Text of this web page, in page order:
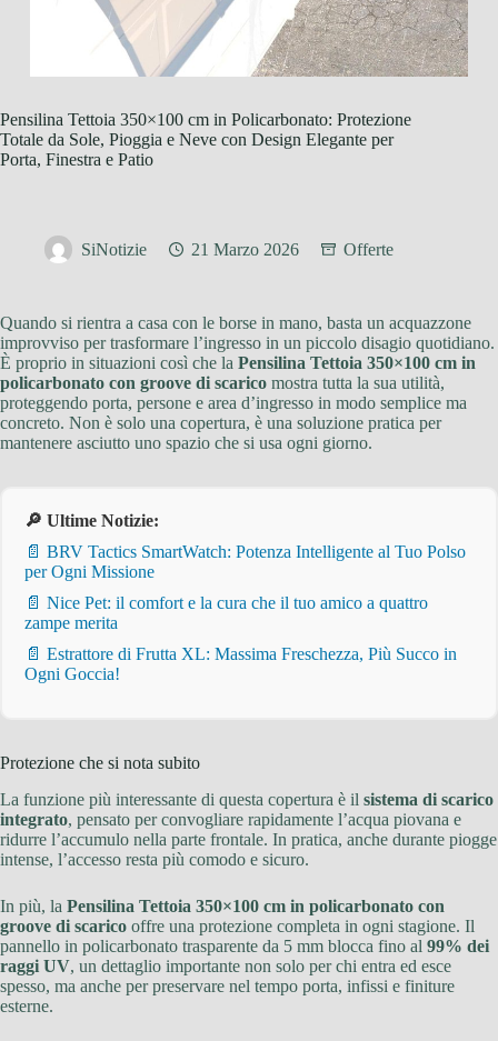
Pensilina Tettoia 350×100 cm in Policarbonato: Protezione
Totale da Sole, Pioggia e Neve con Design Elegante per
Porta, Finestra e Patio
SiNotizie 21 Marzo 2026 Offerte
Quando si rientra a casa con le borse in mano, basta un acquazzone
improvviso per trasformare l’ingresso in un piccolo disagio quotidiano.
È proprio in situazioni così che la Pensilina Tettoia 350×100 cm in
policarbonato con groove di scarico mostra tutta la sua utilità,
proteggendo porta, persone e area d’ingresso in modo semplice ma
concreto. Non è solo una copertura, è una soluzione pratica per
mantenere asciutto uno spazio che si usa ogni giorno.
🔎 Ultime Notizie:
📄 BRV Tactics SmartWatch: Potenza Intelligente al Tuo Polso
per Ogni Missione
📄 Nice Pet: il comfort e la cura che il tuo amico a quattro
zampe merita
📄 Estrattore di Frutta XL: Massima Freschezza, Più Succo in
Ogni Goccia!
Protezione che si nota subito
La funzione più interessante di questa copertura è il sistema di scarico
integrato, pensato per convogliare rapidamente l’acqua piovana e
ridurre l’accumulo nella parte frontale. In pratica, anche durante piogge
intense, l’accesso resta più comodo e sicuro.
In più, la Pensilina Tettoia 350×100 cm in policarbonato con
groove di scarico offre una protezione completa in ogni stagione. Il
pannello in policarbonato trasparente da 5 mm blocca fino al 99% dei
raggi UV, un dettaglio importante non solo per chi entra ed esce
spesso, ma anche per preservare nel tempo porta, infissi e finiture
esterne.